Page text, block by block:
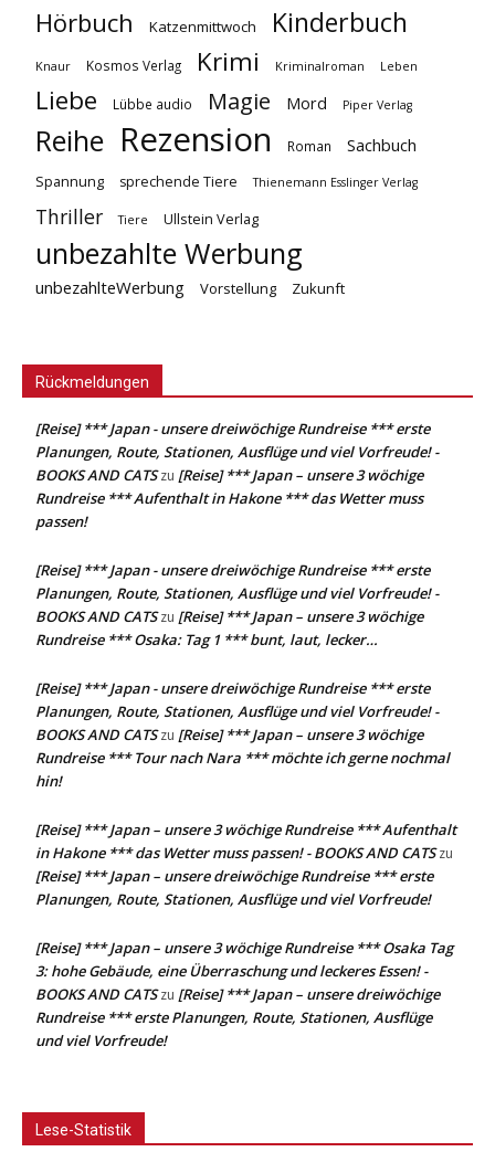
Hörbuch Katzenmittwoch Kinderbuch
Knaur Kosmos Verlag Krimi Kriminalroman Leben
Liebe Lübbe audio Magie Mord Piper Verlag
Reihe Rezension Roman Sachbuch
Spannung sprechende Tiere Thienemann Esslinger Verlag
Thriller Tiere Ullstein Verlag
unbezahlte Werbung
unbezahlteWerbung Vorstellung Zukunft
Rückmeldungen
[Reise] *** Japan - unsere dreiwöchige Rundreise *** erste
Planungen, Route, Stationen, Ausflüge und viel Vorfreude! -
BOOKS AND CATSzu [Reise] *** Japan – unsere 3 wöchige
Rundreise *** Aufenthalt in Hakone *** das Wetter muss
passen!
[Reise] *** Japan - unsere dreiwöchige Rundreise *** erste
Planungen, Route, Stationen, Ausflüge und viel Vorfreude! -
BOOKS AND CATSzu [Reise] *** Japan – unsere 3 wöchige
Rundreise *** Osaka: Tag 1 *** bunt, laut, lecker…
[Reise] *** Japan - unsere dreiwöchige Rundreise *** erste
Planungen, Route, Stationen, Ausflüge und viel Vorfreude! -
BOOKS AND CATSzu [Reise] *** Japan – unsere 3 wöchige
Rundreise *** Tour nach Nara *** möchte ich gerne nochmal
hin!
[Reise] *** Japan – unsere 3 wöchige Rundreise *** Aufenthalt
in Hakone *** das Wetter muss passen! - BOOKS AND CATSzu
[Reise] *** Japan – unsere dreiwöchige Rundreise *** erste
Planungen, Route, Stationen, Ausflüge und viel Vorfreude!
[Reise] *** Japan – unsere 3 wöchige Rundreise *** Osaka Tag
3: hohe Gebäude, eine Überraschung und leckeres Essen! -
BOOKS AND CATSzu [Reise] *** Japan – unsere dreiwöchige
Rundreise *** erste Planungen, Route, Stationen, Ausflüge
und viel Vorfreude!
Lese-Statistik